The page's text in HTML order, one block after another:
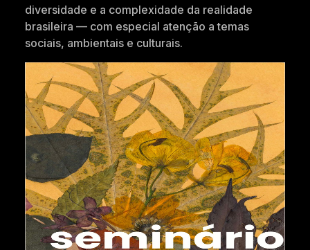
diversidade e a complexidade da realidade
brasileira — com especial atenção a temas
sociais, ambientais e culturais.